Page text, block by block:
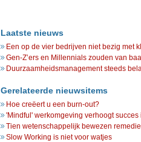
Laatste nieuws
Een op de vier bedrijven niet bezig met
Gen-Z’ers en Millennials zouden van
Duurzaamheidsmanagement steeds
Gerelateerde nieuwsitems
Hoe creëert u een burn-out?
'Mindful' werkomgeving verhoogt
Tien wetenschappelijk bewezen
Slow Working is niet voor watjes